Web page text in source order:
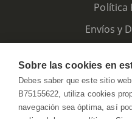
Política
Envíos y
Sobre las cookies en
Debes saber que este sitio
B75155622, utiliza cookies
navegación sea óptima, así